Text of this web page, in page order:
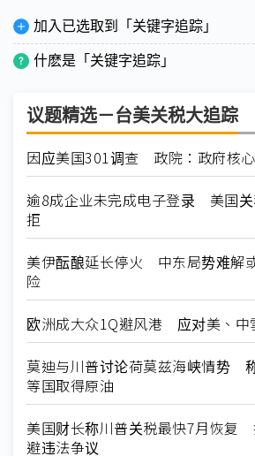
加入已选取到「关键字追踪」
什麽是「关键字追踪」
议题精选－台美关税大追踪
因应美国301调查 政院：政府核
逾8成企业未完成电子登录 美国关
拒
美伊酝酿延长停火 中东局势难解
险
欧洲成大众1Q避风港 应对美、中
莫迪与川普讨论荷莫兹海峡情势
等国取得原油
美国财长称川普关税最快7月恢复
避违法争议